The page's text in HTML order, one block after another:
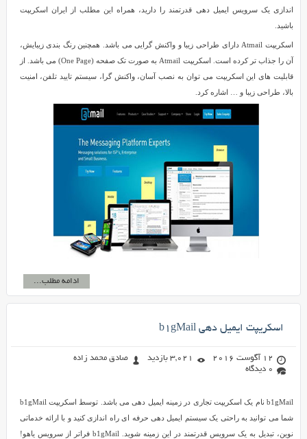
اندازی یک سرویس ایمیل دهی قدرتمند را دارید، همراه این مطلب از ایران اسکریپت
باشید.
اسکریپت Atmail دارای طراحی زیبا و واکنش گرایی می باشد. همچنین رنگ بندی زیبایش،
آن را جذاب تر کرده است. اسکریپت Atmail به صورت تک صفحه (One Page) می باشد. از
قابلیت های این اسکریپت می توان به نصب آسان، واکنش گرا، سیستم تایید تلفن، امنیت
بالا، طراحی زیبا و … اشاره کرد.
ادامه مطلب...
اسکریپت ایمیل دهی b1gMail
12 آگوست 2016 3,021 بازدید
صادق محمد زاده
0 دیدگاه
b1gMail نام یک اسکریپت تجاری در زمینه ایمیل دهی می باشد. توسط اسکریپت b1gMail
شما می توانید به راحتی یک سیستم ایمیل دهی حرفه ای راه اندازی کنید و با ارائه خدماتی
نوین، تبدیل به یک سرویس قدرتمند در این زمینه شوید. b1gMail فراتر از سرویس یاهو!